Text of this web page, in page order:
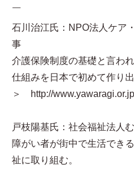
￣
石川治江氏：NPO法人ケ
事
介護保険制度の基礎と言わ
仕組みを日本で初めて作り出
＞ http://
戸枝陽基氏：社会福祉法人
障がい者が街中で生活でき
祉に取り組む。